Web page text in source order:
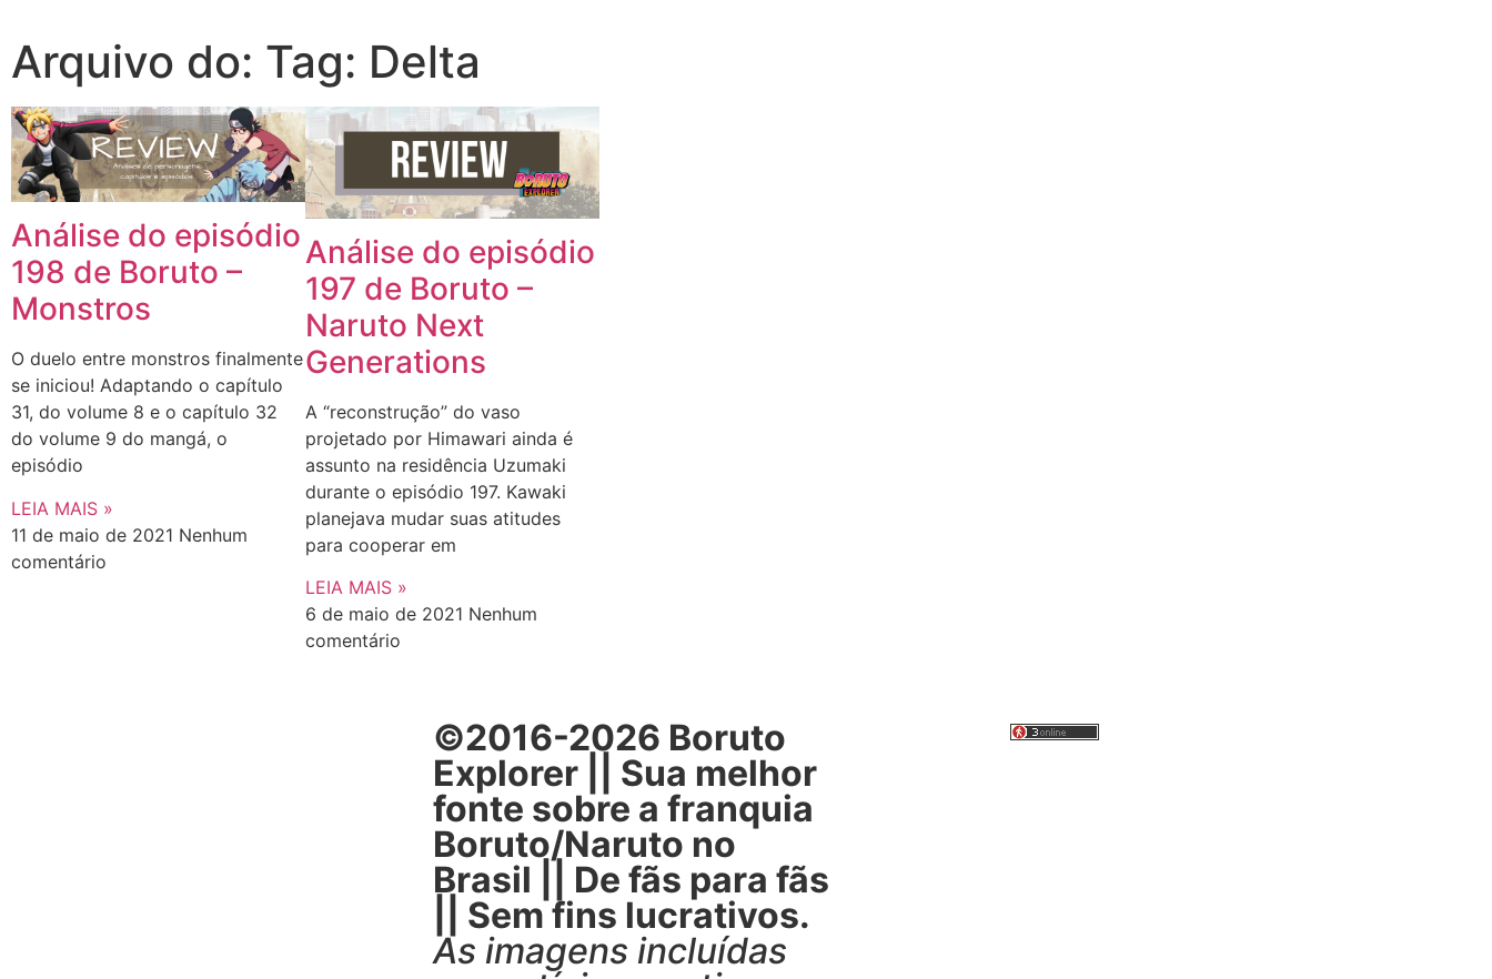
Arquivo do: Tag: Delta
Análise do episódio
198 de Boruto –
Monstros
O duelo entre monstros finalmente
se iniciou! Adaptando o capítulo
31, do volume 8 e o capítulo 32
do volume 9 do mangá, o
episódio
LEIA MAIS »
11 de maio de 2021 Nenhum
comentário
Análise do episódio
197 de Boruto –
Naruto Next
Generations
A “reconstrução” do vaso
projetado por Himawari ainda é
assunto na residência Uzumaki
durante o episódio 197. Kawaki
planejava mudar suas atitudes
para cooperar em
LEIA MAIS »
6 de maio de 2021 Nenhum
comentário
©2016-2026 Boruto
Explorer || Sua melhor
fonte sobre a franquia
Boruto/Naruto no
Brasil || De fãs para fãs
|| Sem fins lucrativos.
As imagens incluídas